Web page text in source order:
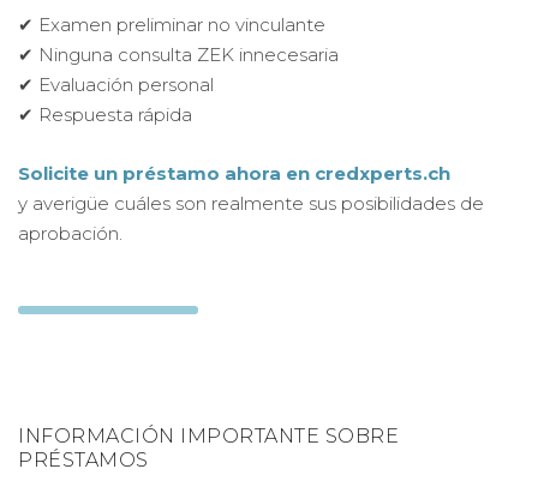
✔ Examen preliminar no vinculante
✔ Ninguna consulta ZEK innecesaria
✔ Evaluación personal
✔ Respuesta rápida
Solicite un préstamo ahora en credxperts.ch
y averigüe cuáles son realmente sus posibilidades de
aprobación.
INFORMACIÓN IMPORTANTE SOBRE
PRÉSTAMOS